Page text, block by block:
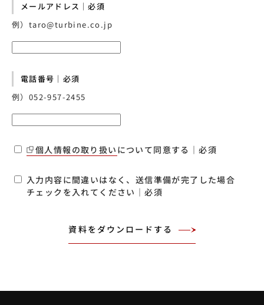
メールアドレス｜必須
例）taro@turbine.co.jp
電話番号｜必須
例）052-957-2455
個人情報の取り扱い について同意する｜必須
入力内容に間違いはなく、送信準備が完了した場合
チェックを入れてください｜必須